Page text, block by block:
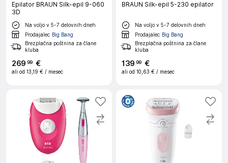
Epilator BRAUN Silk-epil 9-060
3D
Na voljo v 5-7 delovnih dneh
Prodajalec Big Bang
Brezplačna poštnina za člane
kluba
269 99 €
ali od 13,19 € / mesec
BRAUN Silk-epil 5-230 epilator
Na voljo v 5-7 delovnih dneh
Prodajalec Big Bang
Brezplačna poštnina za člane
kluba
139 99 €
ali od 10,63 € / mesec